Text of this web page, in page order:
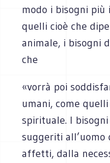
modo i bisogni
quelli cioè che
animale, i bisogni
che
«vorrà poi
umani, come
spirituale. I
suggeriti all’uomo
affetti, dalla